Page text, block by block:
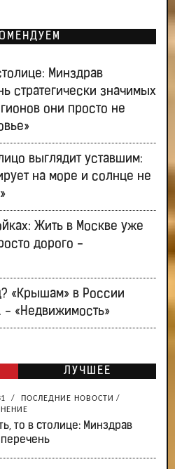
Минздрав
стратегически значимых
они просто не
выглядит уставшим:
на море и солнце не
Жить в Москве уже
дорого -
«Крышам» в России
- «Недвижимость»
ЛУЧШЕЕ
/ ПОСЛЕДНИЕ НОВОСТИ /
то в столице: Минздрав